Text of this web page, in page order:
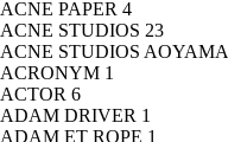
ACNE PAPER 4
ACNE STUDIOS 23
ACNE STUDIOS AOYAMA
ACRONYM 1
ACTOR 6
ADAM DRIVER 1
ADAM ET ROPE 1